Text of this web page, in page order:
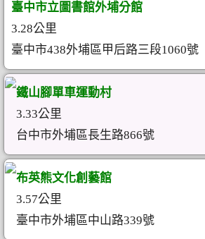
臺中市立圖書館外埔分館
3.28公里
臺中市438外埔區甲后路三段1060號
鐵山腳單車運動村
3.33公里
台中市外埔區長生路866號
布英熊文化創藝館
3.57公里
臺中市外埔區中山路339號